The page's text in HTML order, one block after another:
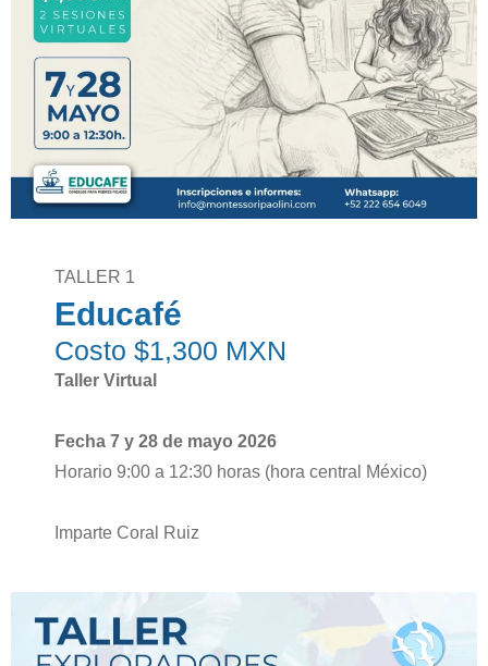
TALLER 1
Educafé
Costo $1,300 MXN
Taller Virtual
Fecha 7 y 28 de mayo 2026
Horario 9:00 a 12:30 horas (hora central México)
Imparte Coral Ruiz